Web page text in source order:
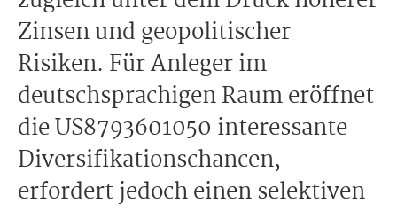
Zinsen und geopolitischer
Risiken. Für Anleger im
deutschsprachigen Raum eröffnet
die US8793601050 interessante
Diversifikationschancen,
erfordert jedoch einen selektiven